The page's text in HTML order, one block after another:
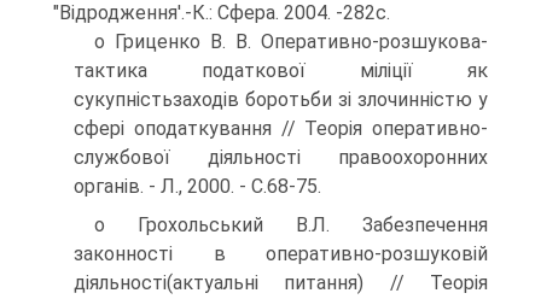
"Відродження'.-К.: Сфера. 2004. -282с.
о Гриценко В. В. Оперативно-розшукова-
тактика податкової міліції як
сукупністьзаходів боротьби зі злочинністю у
сфері оподаткування // Теорія оперативно-
службової діяльності правоохоронних
органів. - Л., 2000. - С.68-75.
o Грохольський В.Л. Забезпечення
законності в оперативно-розшуковій
діяльності(актуальні питання) // Теорія